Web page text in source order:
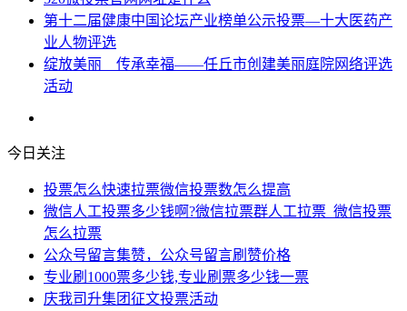
第十二届健康中国论坛产业榜单公示投票—十大医药产
业人物评选
绽放美丽 传承幸福——任丘市创建美丽庭院网络评选
活动
今日关注
投票怎么快速拉票微信投票数怎么提高
微信人工投票多少钱啊?微信拉票群人工拉票_微信投票
怎么拉票
公众号留言集赞，公众号留言刷赞价格
专业刷1000票多少钱,专业刷票多少钱一票
庆我司升集团征文投票活动